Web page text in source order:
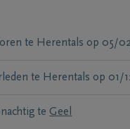
te Herentals op 05/
te Herentals op 01/
te Geel